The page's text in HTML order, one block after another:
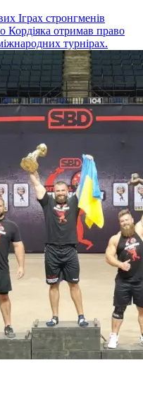
Іграх стронгменів
Кордіяка отримав право
турнірах.